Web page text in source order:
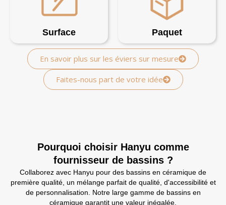
Surface Paquet
En savoir plus sur les éviers sur mesure
Faites-nous part de votre idée
Pourquoi choisir Hanyu comme
fournisseur de bassins ?
Collaborez avec Hanyu pour des bassins en céramique de
première qualité, un mélange parfait de qualité, d'accessibilité et
de personnalisation. Notre large gamme de bassins en
céramique garantit une valeur inégalée.